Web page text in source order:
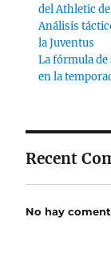
del Athletic
Análisis
la Juventus
La fórmula de
en la
Recent
No hay